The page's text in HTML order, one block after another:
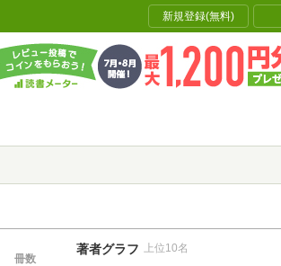
新規登録(無料)
冊数
著者グラフ 上位10名